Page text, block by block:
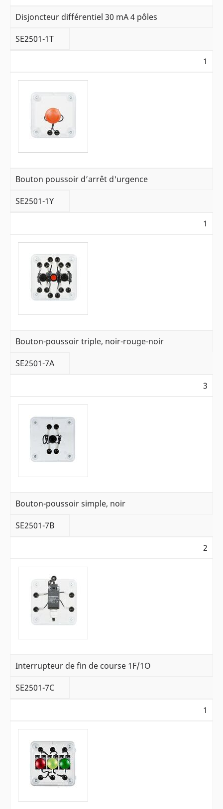
Disjoncteur différentiel 30 mA 4 pôles
SE2501-1T
1
Bouton poussoir d’arrêt d'urgence
SE2501-1Y
1
Bouton-poussoir triple, noir-rouge-noir
SE2501-7A
3
Bouton-poussoir simple, noir
SE2501-7B
2
Interrupteur de fin de course 1F/1O
SE2501-7C
1